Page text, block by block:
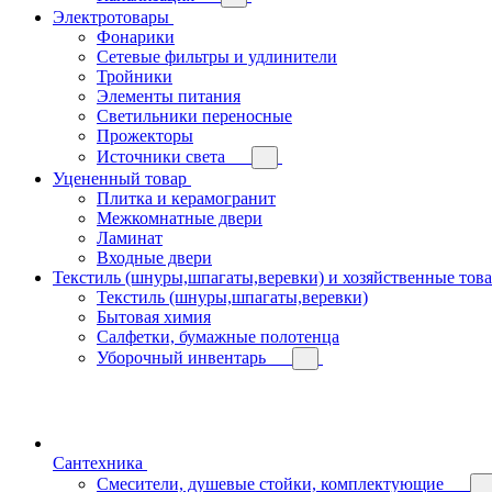
Электротовары
Фонарики
Сетевые фильтры и удлинители
Тройники
Элементы питания
Светильники переносные
Прожекторы
Источники света
Уцененный товар
Плитка и керамогранит
Межкомнатные двери
Ламинат
Входные двери
Текстиль (шнуры,шпагаты,веревки) и хозяйственные
Текстиль (шнуры,шпагаты,веревки)
Бытовая химия
Салфетки, бумажные полотенца
Уборочный инвентарь
Сантехника
Смесители, душевые стойки, комплектующие